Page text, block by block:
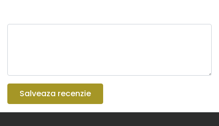
Salveaza recenzie